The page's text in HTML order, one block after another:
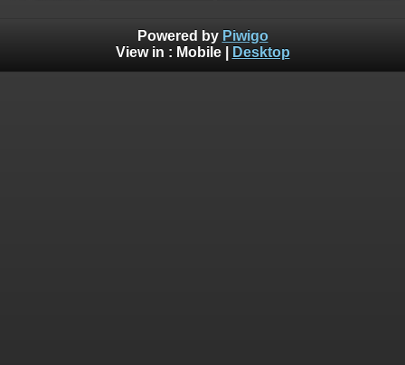
Powered by Piwigo
View in : Mobile| Desktop